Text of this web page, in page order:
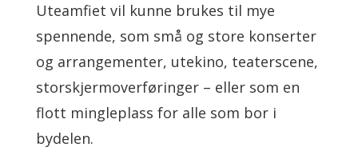
Uteamfiet vil kunne brukes til mye
spennende, som små og store konserter
og arrangementer, utekino, teaterscene,
storskjermoverføringer – eller som en
flott mingleplass for alle som bor i
bydelen.